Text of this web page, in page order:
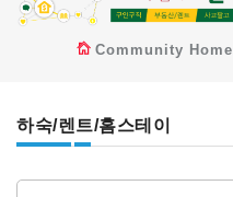
Community Home
하숙/렌트/홈스테이